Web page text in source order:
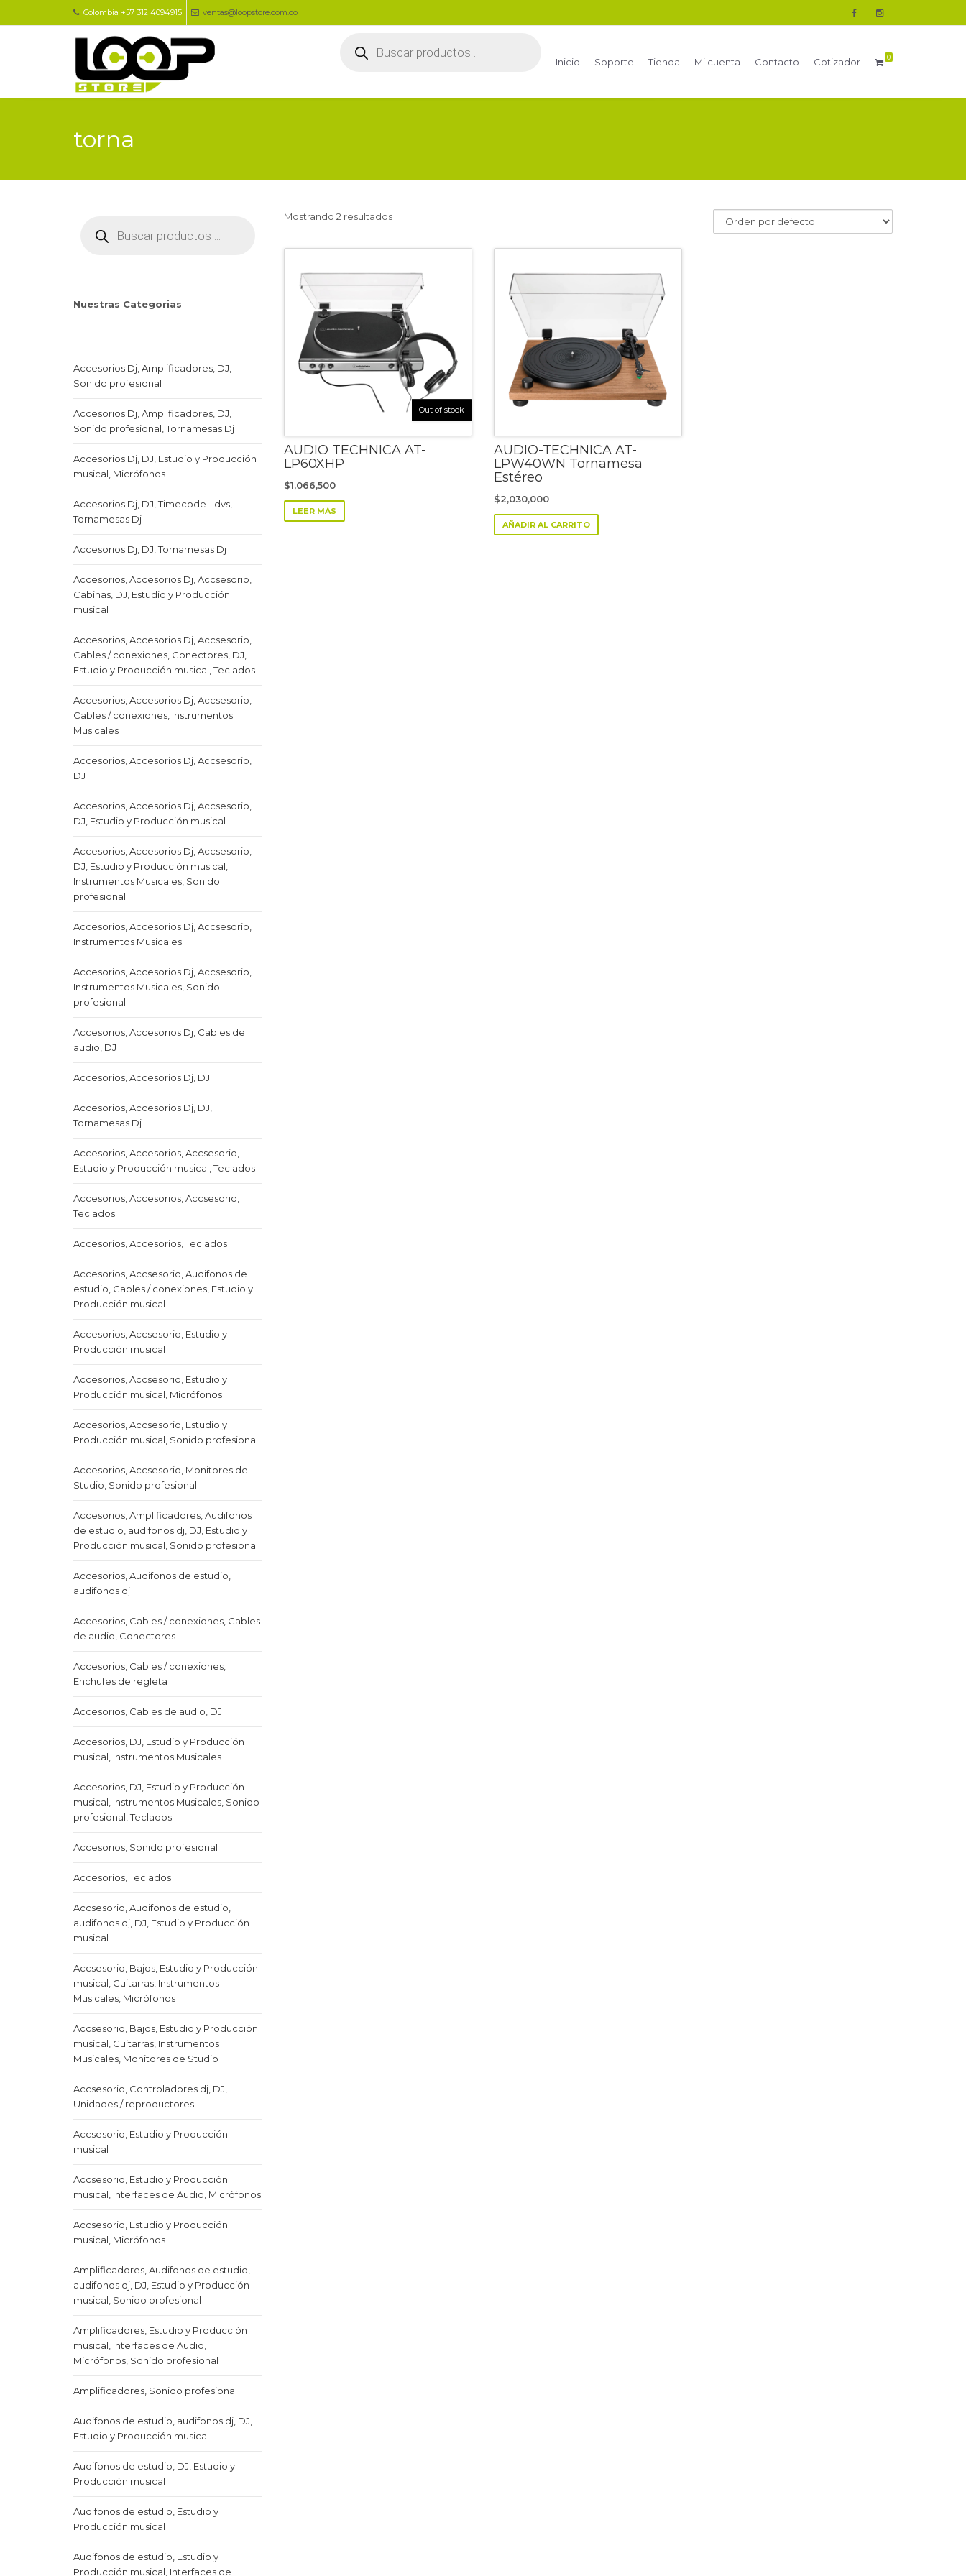
Colombia +57 312 4094915 ventas@loopstore.com.co
productos
Inicio Soporte Tienda Mi cuenta Contacto Cotizador 0
torna
productos
Nuestras Categorias
Accesorios Dj, Amplificadores, DJ,
Sonido profesional
Accesorios Dj, Amplificadores, DJ,
Sonido profesional, Tornamesas Dj
Accesorios Dj, DJ, Estudio y Producción
musical, Micrófonos
Accesorios Dj, DJ, Timecode - dvs,
Tornamesas Dj
Accesorios Dj, DJ, Tornamesas Dj
Accesorios, Accesorios Dj, Accsesorio,
Cabinas, DJ, Estudio y Producción
musical
Accesorios, Accesorios Dj, Accsesorio,
Cables / conexiones, Conectores, DJ,
Estudio y Producción musical, Teclados
Accesorios, Accesorios Dj, Accsesorio,
Cables / conexiones, Instrumentos
Musicales
Accesorios, Accesorios Dj, Accsesorio,
DJ
Accesorios, Accesorios Dj, Accsesorio,
DJ, Estudio y Producción musical
Accesorios, Accesorios Dj, Accsesorio,
DJ, Estudio y Producción musical,
Instrumentos Musicales, Sonido
profesional
Accesorios, Accesorios Dj, Accsesorio,
Instrumentos Musicales
Accesorios, Accesorios Dj, Accsesorio,
Instrumentos Musicales, Sonido
profesional
Accesorios, Accesorios Dj, Cables de
audio, DJ
Accesorios, Accesorios Dj, DJ
Accesorios, Accesorios Dj, DJ,
Tornamesas Dj
Accesorios, Accesorios, Accsesorio,
Estudio y Producción musical, Teclados
Accesorios, Accesorios, Accsesorio,
Teclados
Accesorios, Accesorios, Teclados
Accesorios, Accsesorio, Audifonos de
estudio, Cables / conexiones, Estudio y
Producción musical
Accesorios, Accsesorio, Estudio y
Producción musical
Accesorios, Accsesorio, Estudio y
Producción musical, Micrófonos
Accesorios, Accsesorio, Estudio y
Producción musical, Sonido profesional
Accesorios, Accsesorio, Monitores de
Studio, Sonido profesional
Accesorios, Amplificadores, Audifonos
de estudio, audifonos dj, DJ, Estudio y
Producción musical, Sonido profesional
Accesorios, Audifonos de estudio,
audifonos dj
Accesorios, Cables / conexiones, Cables
de audio, Conectores
Accesorios, Cables / conexiones,
Enchufes de regleta
Accesorios, Cables de audio, DJ
Accesorios, DJ, Estudio y Producción
musical, Instrumentos Musicales
Accesorios, DJ, Estudio y Producción
musical, Instrumentos Musicales, Sonido
profesional, Teclados
Accesorios, Sonido profesional
Accesorios, Teclados
Accsesorio, Audifonos de estudio,
audifonos dj, DJ, Estudio y Producción
musical
Accsesorio, Bajos, Estudio y Producción
musical, Guitarras, Instrumentos
Musicales, Micrófonos
Accsesorio, Bajos, Estudio y Producción
musical, Guitarras, Instrumentos
Musicales, Monitores de Studio
Accsesorio, Controladores dj, DJ,
Unidades / reproductores
Accsesorio, Estudio y Producción
musical
Accsesorio, Estudio y Producción
musical, Interfaces de Audio, Micrófonos
Accsesorio, Estudio y Producción
musical, Micrófonos
Amplificadores, Audifonos de estudio,
audifonos dj, DJ, Estudio y Producción
musical, Sonido profesional
Amplificadores, Estudio y Producción
musical, Interfaces de Audio,
Micrófonos, Sonido profesional
Amplificadores, Sonido profesional
Audifonos de estudio, audifonos dj, DJ,
Estudio y Producción musical
Audifonos de estudio, DJ, Estudio y
Producción musical
Audifonos de estudio, Estudio y
Producción musical
Audifonos de estudio, Estudio y
Producción musical, Interfaces de
Mostrando 2 resultados
Out of stock
AUDIO TECHNICA AT-
LP60XHP
$1,066,500
LEER MÁS
AUDIO-TECHNICA AT-
LPW40WN Tornamesa
Estéreo
$2,030,000
AÑADIR AL CARRITO